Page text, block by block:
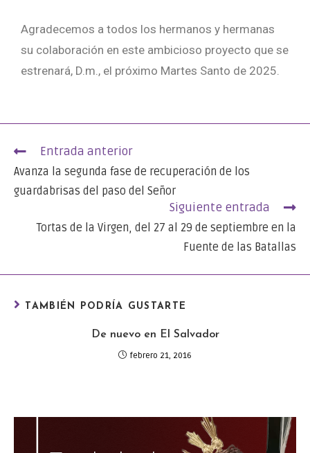
Agradecemos a todos los hermanos y hermanas
su colaboración en este ambicioso proyecto que se
estrenará, D.m., el próximo Martes Santo de 2025.
Entrada anterior
Avanza la segunda fase de recuperación de los
guardabrisas del paso del Señor
Siguiente entrada
Tortas de la Virgen, del 27 al 29 de septiembre en la
Fuente de las Batallas
TAMBIÉN PODRÍA GUSTARTE
De nuevo en El Salvador
febrero 21, 2016